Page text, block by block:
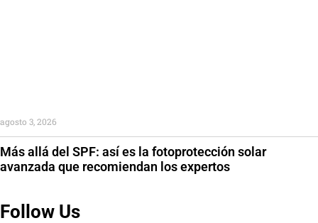
Más allá del SPF: así es la fotoprotección solar
avanzada que recomiendan los expertos
agosto 3, 2026
Follow Us